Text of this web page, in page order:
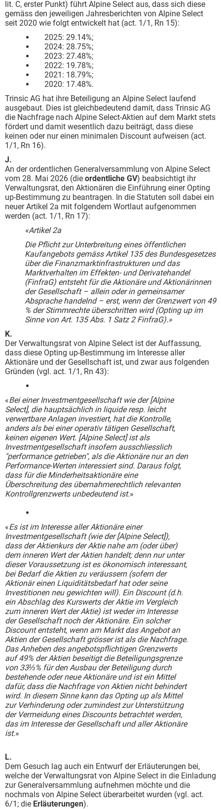
lit. C, erster Punkt) führt Alpine Select aus, dass sich diese
gemäss den jeweiligen Jahresberichten von Alpine Select
seit 2020 wie folgt entwickelt hat (act. 1/1, Rn 15):
2025: 29.14%;
2024: 28.75%;
2023: 27.48%;
2022: 19.78%;
2021: 18.79%;
2020: 17.48%.
Trinsic AG hat ihre Beteiligung an Alpine Select laufend
ausgebaut. Dies ist gleichbedeutend damit, dass Trinsic AG
die Nachfrage nach Alpine Select-Aktien auf dem Markt stets
fördert und damit wesentlich dazu beiträgt, dass diese
keinen oder nur einen minimalen Discount aufweisen (act.
1/1, Rn 16).
J.
An der ordentlichen Generalversammlung von Alpine Select
vom 28. Mai 2026 (die ordentliche GV) beabsichtigt ihr
Verwaltungsrat, den Aktionären die Einführung einer Opting
up-Bestimmung zu beantragen. In die Statuten soll dabei ein
neuer Artikel 2a mit folgendem Wortlaut aufgenommen
werden (act. 1/1, Rn 17):
«Artikel 2a
Die Pflicht zur Unterbreitung eines öffentlichen
Kaufangebots gemäss Artikel 135 des Bundesgesetzes
über die Finanzmarktinfrastrukturen und das
Marktverhalten im Effekten- und Derivatehandel
(FinfraG) entsteht für die Aktionäre und Aktionärinnen
der Gesellschaft – allein oder in gemeinsamer
Absprache handelnd – erst, wenn der Grenzwert von 49
% der Stimmrechte überschritten wird (Opting up im
Sinne von Art. 135 Abs. 1 Satz 2 FinfraG).»
K.
Der Verwaltungsrat von Alpine Select ist der Auffassung,
dass diese Opting up-Bestimmung im Interesse aller
Aktionäre und der Gesellschaft ist, und zwar aus folgenden
Gründen (vgl. act. 1/1, Rn 43):
«Bei einer Investmentgesellschaft wie der [Alpine
Select], die hauptsächlich in liquide resp. leicht
verwertbare Anlagen investiert, hat die Kontrolle,
anders als bei einer operativ tätigen Gesellschaft,
keinen eigenen Wert. [Alpine Select] ist als
Investmentgesellschaft insofern ausschliesslich
"performance getrieben", als die Aktionäre nur an den
Performance-Werten interessiert sind. Daraus folgt,
dass für die Minderheitsaktionäre eine
Überschreitung des übernahmerechtlich relevanten
Kontrollgrenzwerts unbedeutend ist.»
«Es ist im Interesse aller Aktionäre einer
Investmentgesellschaft (wie der [Alpine Select]),
dass der Aktienkurs der Aktie nahe am (oder über)
dem inneren Wert der Aktien handelt; denn nur unter
dieser Voraussetzung ist es ökonomisch interessant,
bei Bedarf die Aktien zu veräussern (sofern der
Aktionär einen Liquiditätsbedarf hat oder seine
Investitionen neu gewichten will). Ein Discount (d.h.
ein Abschlag des Kurswerts der Aktie im Vergleich
zum inneren Wert der Aktie) ist weder im Interesse
der Gesellschaft noch der Aktionäre. Ein solcher
Discount entsteht, wenn am Markt das Angebot an
Aktien der Gesellschaft grösser ist als die Nachfrage.
Das Anheben des angebotspflichtigen Grenzwerts
auf 49% der Aktien beseitigt die Beteiligungsgrenze
von 33⅓% für den Ausbau der Beteiligung durch
bestehende oder neue Aktionäre und ist ein Mittel
dafür, dass die Nachfrage von Aktien nicht behindert
wird. In diesem Sinne kann das Opting up als Mittel
zur Verhinderung oder zumindest zur Unterstützung
der Vermeidung eines Discounts betrachtet werden,
das im Interesse der Gesellschaft und aller Aktionäre
ist.»
L.
Dem Gesuch lag auch ein Entwurf der Erläuterungen bei,
welche der Verwaltungsrat von Alpine Select in die Einladung
zur Generalversammlung aufnehmen möchte und die
nochmals von Alpine Select überarbeitet wurden (vgl. act.
6/1; die Erläuterungen).